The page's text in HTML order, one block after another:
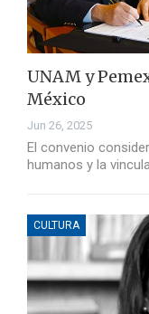
UNAM y
México
Jun 26, 2025
El convenio
humanos y la
CULTURA